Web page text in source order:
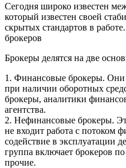
Сегодня широко известен
который известен своей
скрытых стандартов в
брокеров
Брокеры делятся на две
1. Финансовые брокеры.
при наличии оборотных
брокеры, аналитики
агентства.
2. Нефинансовые брокеры.
не входит работа с потоком
содействие в эксплуатации
группа включает брокеров
прочие.